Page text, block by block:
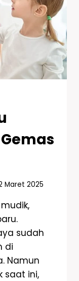
Maret 2025
sudah
di
Namun
saat ini,